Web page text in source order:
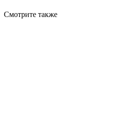
Смотрите также